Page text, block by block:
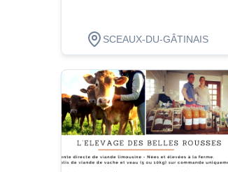
SCEAUX-DU-GÂTINAIS
Dégustation